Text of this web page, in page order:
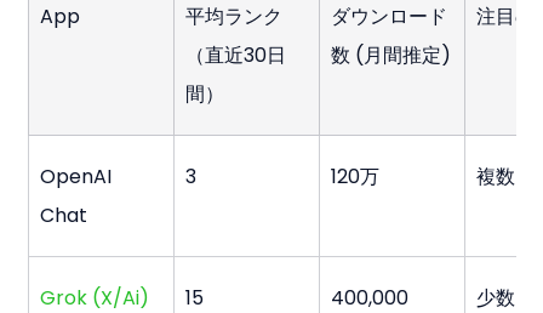
App
平均ランク
（直近30日
間）
ダウンロード
数 (月間推定)
注目の
OpenAI
Chat
3 120万 複数
Grok (X/Ai) 15 400,000 少数